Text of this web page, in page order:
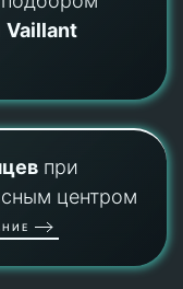
Vaillant
при
центром